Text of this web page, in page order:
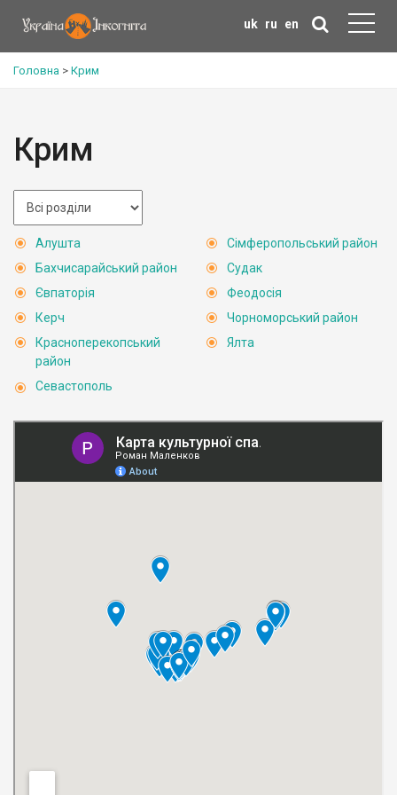
uk ru en
Головна > Крим
Крим
Алушта
Бахчисарайський район
Євпаторія
Керч
Красноперекопський
район
Севастополь
Сімферопольський район
Судак
Феодосія
Чорноморський район
Ялта